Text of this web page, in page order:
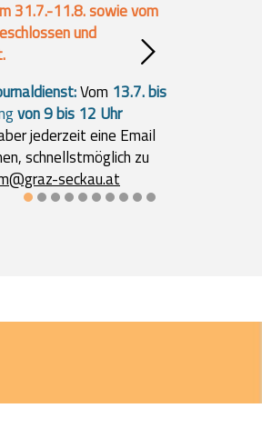
Abschlussveranstaltung
Fest!“ beschloss das
den letzten Platz gefüllten